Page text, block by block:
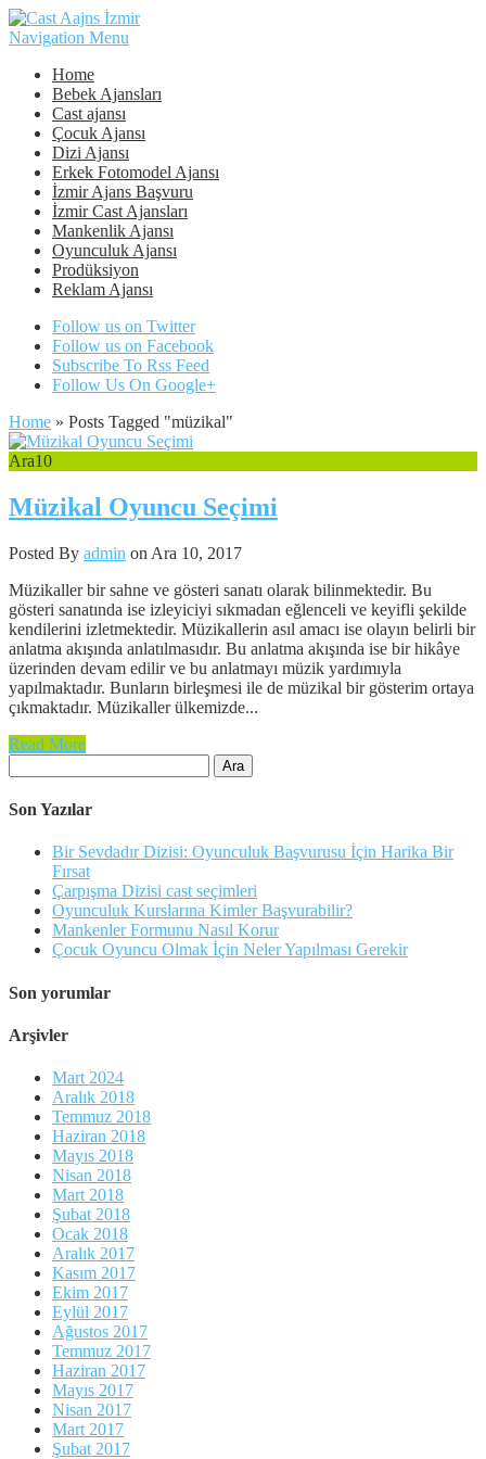
Navigation Menu
Home
Bebek Ajansları
Cast ajansı
Çocuk Ajansı
Dizi Ajansı
Erkek Fotomodel Ajansı
İzmir Ajans Başvuru
İzmir Cast Ajansları
Mankenlik Ajansı
Oyunculuk Ajansı
Prodüksiyon
Reklam Ajansı
Follow us on Twitter
Follow us on Facebook
Subscribe To Rss Feed
Follow Us On Google+
Home » Posts Tagged "müzikal"
Ara10
Müzikal Oyuncu Seçimi
Posted By admin on Ara 10, 2017
Müzikaller bir sahne ve gösteri sanatı olarak bilinmektedir. Bu
gösteri sanatında ise izleyiciyi sıkmadan eğlenceli ve keyifli şekilde
kendilerini izletmektedir. Müzikallerin asıl amacı ise olayın belirli bir
anlatma akışında anlatılmasıdır. Bu anlatma akışında ise bir hikâye
üzerinden devam edilir ve bu anlatmayı müzik yardımıyla
yapılmaktadır. Bunların birleşmesi ile de müzikal bir gösterim ortaya
çıkmaktadır. Müzikaller ülkemizde...
Read More
Son Yazılar
Bir Sevdadır Dizisi: Oyunculuk Başvurusu İçin Harika Bir
Fırsat
Çarpışma Dizisi cast seçimleri
Oyunculuk Kurslarına Kimler Başvurabilir?
Mankenler Formunu Nasıl Korur
Çocuk Oyuncu Olmak İçin Neler Yapılması Gerekir
Son yorumlar
Arşivler
Mart 2024
Aralık 2018
Temmuz 2018
Haziran 2018
Mayıs 2018
Nisan 2018
Mart 2018
Şubat 2018
Ocak 2018
Aralık 2017
Kasım 2017
Ekim 2017
Eylül 2017
Ağustos 2017
Temmuz 2017
Haziran 2017
Mayıs 2017
Nisan 2017
Mart 2017
Şubat 2017